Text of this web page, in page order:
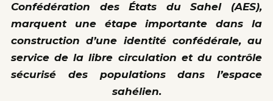
Confédération des États du Sahel (AES),
marquent une étape importante dans la
construction d’une identité confédérale, au
service de la libre circulation et du contrôle
sécurisé des populations dans l’espace
sahélien.